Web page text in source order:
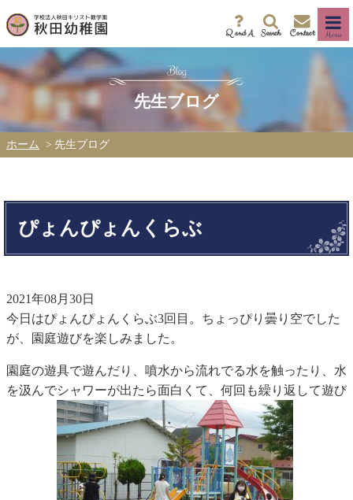
Q and A Search Contact Menu
先生ブログ
ホーム 先生ブログ
ぴょんぴょんくらぶ
2021年08月30日
今日はぴょんぴょんくらぶ3回目。ちょっぴり曇り空でした
が、園庭遊びを楽しみました。
園庭の遊具で遊んだり、噴水から流れでる水を触ったり、水
を汲んでシャワーが出たら面白くて、何回も繰り返して遊び